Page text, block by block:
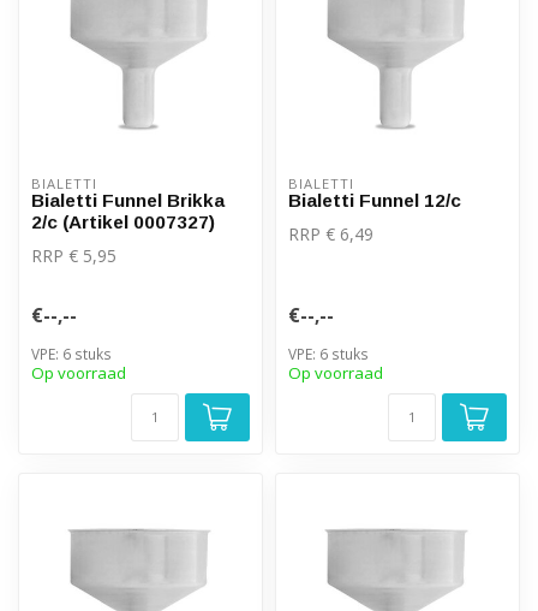
BIALETTI
Bialetti Funnel Brikka
2/c (Artikel 0007327)
RRP € 5,95
€--,--
VPE: 6 stuks
Op voorraad
BIALETTI
Bialetti Funnel 12/c
RRP € 6,49
€--,--
VPE: 6 stuks
Op voorraad